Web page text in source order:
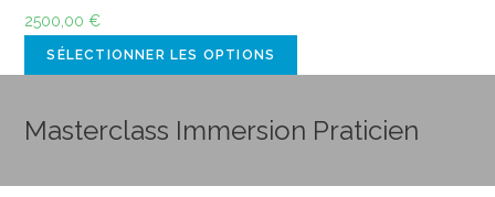
2500,00€
SÉLECTIONNER LES OPTIONS
Masterclass Immersion Praticien